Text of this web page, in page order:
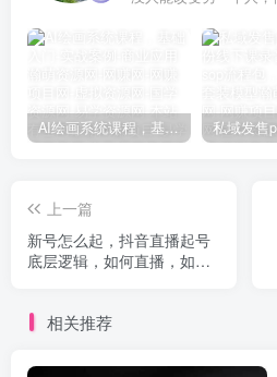
上一篇
新号怎么起，抖音直播起号
底层逻辑，如何直播，如何
相关推荐